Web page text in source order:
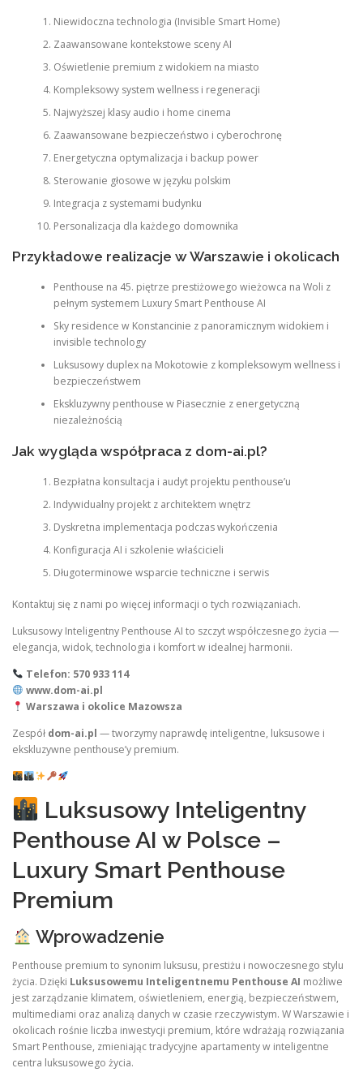
Niewidoczna technologia (Invisible Smart Home)
Zaawansowane kontekstowe sceny AI
Oświetlenie premium z widokiem na miasto
Kompleksowy system wellness i regeneracji
Najwyższej klasy audio i home cinema
Zaawansowane bezpieczeństwo i cyberochronę
Energetyczna optymalizacja i backup power
Sterowanie głosowe w języku polskim
Integracja z systemami budynku
Personalizacja dla każdego domownika
Przykładowe realizacje w Warszawie i okolicach
Penthouse na 45. piętrze prestiżowego wieżowca na Woli z
pełnym systemem Luxury Smart Penthouse AI
Sky residence w Konstancinie z panoramicznym widokiem i
invisible technology
Luksusowy duplex na Mokotowie z kompleksowym wellness i
bezpieczeństwem
Ekskluzywny penthouse w Piasecznie z energetyczną
niezależnością
Jak wygląda współpraca z dom-ai.pl?
Bezpłatna konsultacja i audyt projektu penthouse’u
Indywidualny projekt z architektem wnętrz
Dyskretna implementacja podczas wykończenia
Konfiguracja AI i szkolenie właścicieli
Długoterminowe wsparcie techniczne i serwis
Kontaktuj się z nami po więcej informacji o tych rozwiązaniach.
Luksusowy Inteligentny Penthouse AI to szczyt współczesnego życia —
elegancja, widok, technologia i komfort w idealnej harmonii.
Telefon: 570 933 114
www.dom-ai.pl
Warszawa i okolice Mazowsza
Zespół dom-ai.pl — tworzymy naprawdę inteligentne, luksusowe i
ekskluzywne penthouse’y premium.
Luksusowy Inteligentny
Penthouse AI w Polsce –
Luxury Smart Penthouse
Premium
Wprowadzenie
Penthouse premium to synonim luksusu, prestiżu i nowoczesnego stylu
życia. Dzięki Luksusowemu Inteligentnemu Penthouse AI możliwe
jest zarządzanie klimatem, oświetleniem, energią, bezpieczeństwem,
multimediami oraz analizą danych w czasie rzeczywistym. W Warszawie i
okolicach rośnie liczba inwestycji premium, które wdrażają rozwiązania
Smart Penthouse, zmieniając tradycyjne apartamenty w inteligentne
centra luksusowego życia.